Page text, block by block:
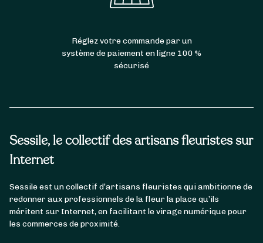
Sessile, le collectif des artisans fleuristes sur
Internet
Sessile est un collectif d’artisans fleuristes qui ambitionne de
redonner aux professionnels de la fleur la place qu’ils
méritent sur Internet, en facilitant le virage numérique pour
les commerces de proximité.
Réglez votre commande par un
système de paiement en ligne 100 %
sécurisé